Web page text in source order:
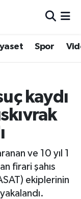
Spor
kaydı
ve 10 yıl 1
firari şahıs
ekiplerinin